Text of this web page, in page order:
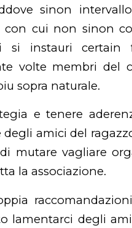
sinon
con cui non sinon
instauri certain
volte membri del
sopra naturale.
e tenere
amici del
mutare vagliare
la associazione.
lamentarci degli